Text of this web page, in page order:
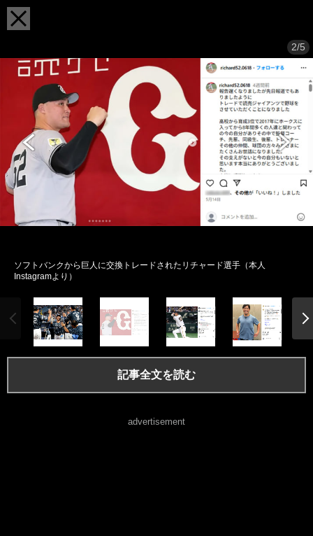
2/5
ソフトバンクから巨人に交換トレードされたリチャード選手（本人
Instagramより）
記事全文を読む
advertisement